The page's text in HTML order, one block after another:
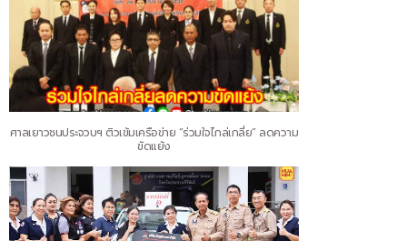
ศาลเยาวชนประจวบฯ ติวเข้มเครือข่าย “ร่วมใจไกล่เกลี่ย” ลดความ
ขัดแย้ง